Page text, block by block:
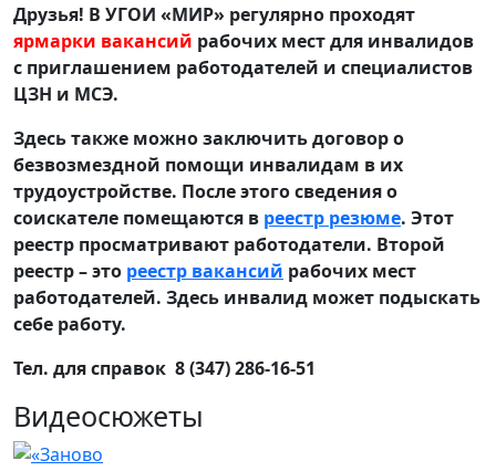
Друзья! В УГОИ «МИР» регулярно проходят
ярмарки вакансий рабочих мест для инвалидов
с приглашением работодателей и специалистов
ЦЗН и МСЭ.
Здесь также можно заключить договор о
безвозмездной помощи инвалидам в их
трудоустройстве. После этого сведения о
соискателе помещаются в реестр резюме. Этот
реестр просматривают работодатели. Второй
реестр – это реестр вакансий рабочих мест
работодателей. Здесь инвалид может подыскать
себе работу.
Тел. для справок 8 (347) 286-16-51
Видеосюжеты